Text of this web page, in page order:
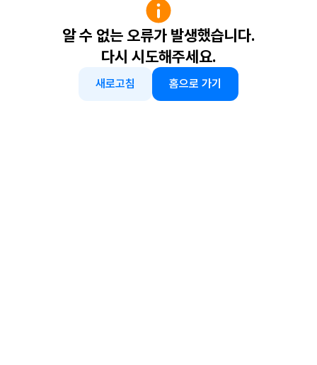
알 수 없는 오류가 발생했습니다.
다시 시도해주세요.
새로고침 홈으로 가기